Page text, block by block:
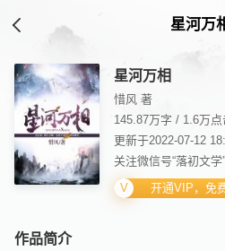
星河万
星河万相
惜风 著
145.87万字 / 1.6万点
更新于2022-07-12
关注微信号“落初文
开通VIP，免
作品简介